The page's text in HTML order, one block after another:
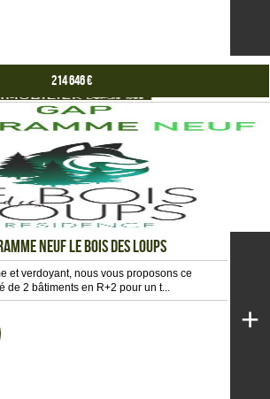
214 646 €
NEUF LE BOIS DES LOUPS
et verdoyant, nous vous proposons ce
de 2 bâtiments en R+2 pour un t...
+